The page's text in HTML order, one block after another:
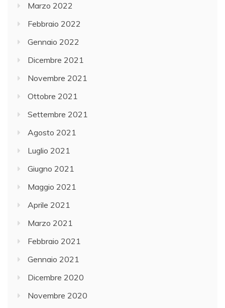
Marzo 2022
Febbraio 2022
Gennaio 2022
Dicembre 2021
Novembre 2021
Ottobre 2021
Settembre 2021
Agosto 2021
Luglio 2021
Giugno 2021
Maggio 2021
Aprile 2021
Marzo 2021
Febbraio 2021
Gennaio 2021
Dicembre 2020
Novembre 2020